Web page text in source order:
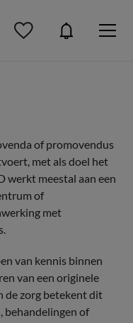
of promovendus
met als doel het
werkt meestal aan een
of
met
van kennis binnen
van een originele
de zorg betekent dit
behandelingen of